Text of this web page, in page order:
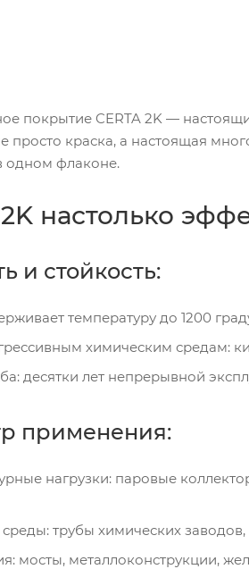
покрытие CERTA 2K —
просто краска, а настоящая
одном флаконе.
настолько
и стойкость:
температуру до 1200
химическим
десятки лет непрерывной
применения:
нагрузки: паровые
трубы химических
мосты, металлоконструкции,